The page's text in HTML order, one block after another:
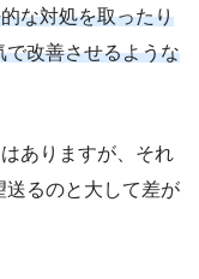
な対処を取ったり
で改善させるような
ありますが、それ
送るのと大して差が